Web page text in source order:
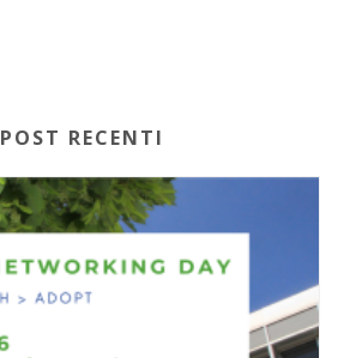
POST RECENTI